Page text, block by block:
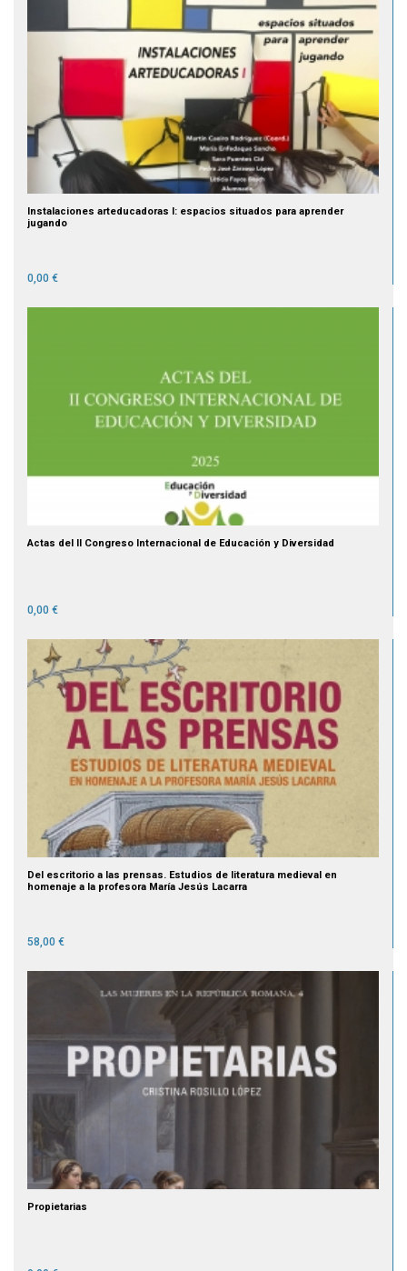
Instalaciones arteducadoras I: espacios situados para aprender
jugando
0,00 €
Actas del II Congreso Internacional de Educación y Diversidad
0,00 €
Del escritorio a las prensas. Estudios de literatura medieval en
homenaje a la profesora María Jesús Lacarra
58,00 €
Propietarias